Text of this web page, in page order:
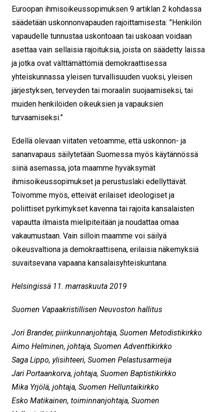
Euroopan ihmisoikeussopimuksen 9 artiklan 2 kohdassa
säädetään uskonnonvapauden rajoittamisesta: ”Henkilön
vapaudelle tunnustaa uskontoaan tai uskoaan voidaan
asettaa vain sellaisia rajoituksia, joista on säädetty laissa
ja jotka ovat välttämättömiä demokraattisessa
yhteiskunnassa yleisen turvallisuuden vuoksi, yleisen
järjestyksen, terveyden tai moraalin suojaamiseksi, tai
muiden henkilöiden oikeuksien ja vapauksien
turvaamiseksi.”
Edellä olevaan viitaten vetoamme, että uskonnon- ja
sananvapaus säilytetään Suomessa myös käytännössä
siinä asemassa, jota maamme hyväksymät
ihmisoikeussopimukset ja perustuslaki edellyttävät.
Toivomme myös, etteivät erilaiset ideologiset ja
poliittiset pyrkimykset kavenna tai rajoita kansalaisten
vapautta ilmaista mielipiteitään ja noudattaa omaa
vakaumustaan. Vain silloin maamme voi säilyä
oikeusvaltiona ja demokraattisena, erilaisia näkemyksiä
suvaitsevana vapaana kansalaisyhteiskuntana.
Helsingissä 11. marraskuuta 2019
Suomen Vapaakristillisen Neuvoston hallitus
Jori Brander, piirikunnanjohtaja, Suomen Metodistikirkko
Aimo Helminen, johtaja, Suomen Adventtikirkko
Saga Lippo, ylisihteeri, Suomen Pelastusarmeija
Jari Portaankorva, johtaja, Suomen Baptistikirkko
Mika Yrjölä, johtaja, Suomen Helluntaikirkko
Esko Matikainen, toiminnanjohtaja, Suomen